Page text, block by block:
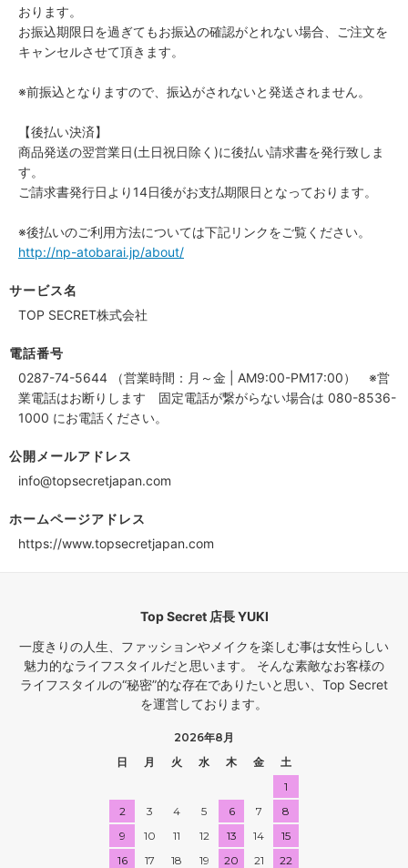
おります。
お振込期限日を過ぎてもお振込の確認がとれない場合、ご注文を
キャンセルさせて頂きます。
※前振込となりますので、振込がされないと発送されません。
【後払い決済】
商品発送の翌営業日(土日祝日除く)に後払い請求書を発行致しま
す。
ご請求書発行日より14日後がお支払期限日となっております。
※後払いのご利用方法については下記リンクをご覧ください。
http://np-atobarai.jp/about/
サービス名
TOP SECRET株式会社
電話番号
0287-74-5644 （営業時間：月～金 | AM9:00-PM17:00） ※営
業電話はお断りします 固定電話が繋がらない場合は 080-8536-
1000 にお電話ください。
公開メールアドレス
info@topsecretjapan.com
ホームページアドレス
https://www.topsecretjapan.com
Top Secret 店長 YUKI
一度きりの人生、ファッションやメイクを楽しむ事は女性らしい
魅力的なライフスタイルだと思います。 そんな素敵なお客様の
ライフスタイルの“秘密”的な存在でありたいと思い、Top Secret
を運営しております。
2026年8月
日
月 火 水 木 金
土
1
2
3 4 5 6 7
8
9
10 11 12 13 14
15
16
17 18 19 20 21
22